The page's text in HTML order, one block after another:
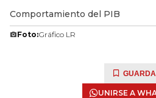
Comportamiento del PIB
Foto:Gráfico LR
UNIRSE A